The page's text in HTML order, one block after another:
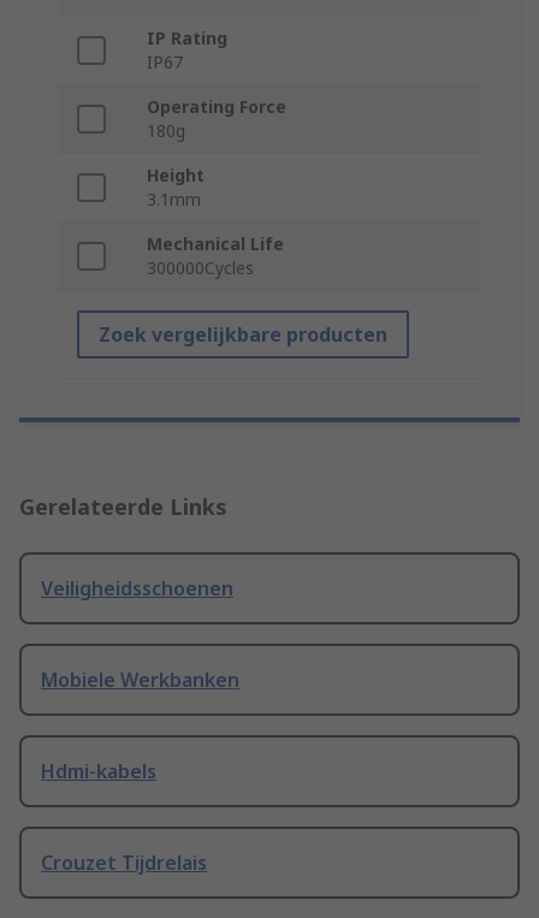
IP Rating
IP67
Operating Force
180g
Height
3.1mm
Mechanical Life
300000Cycles
Zoek vergelijkbare producten
Gerelateerde Links
Veiligheidsschoenen
Mobiele Werkbanken
Hdmi-kabels
Crouzet Tijdrelais